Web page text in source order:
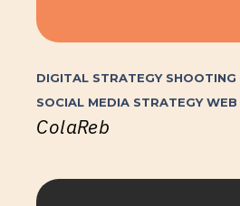
DIGITAL STRATEGY
SOCIAL MEDIA STRATEGY WEB
ColaReb